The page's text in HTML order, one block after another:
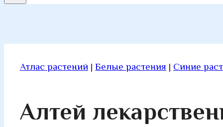
Атлас растений | Белые растения | Синие
Алтей